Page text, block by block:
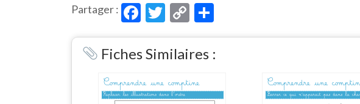
Partager : Facebook
Twitter
Copy
Link
Fiches Similaires :